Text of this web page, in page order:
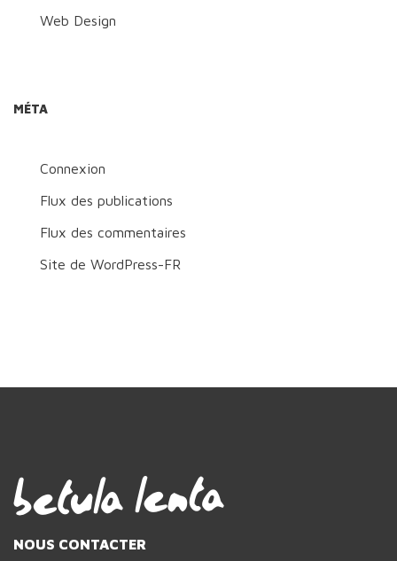
Web Design
MÉTA
Connexion
Flux des publications
Flux des commentaires
Site de WordPress-FR
NOUS CONTACTER